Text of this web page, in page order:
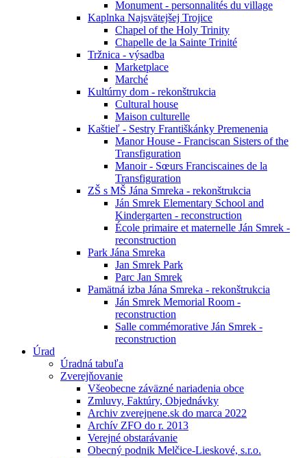
Monument - personnalités du village
Kaplnka Najsvätejšej Trojice
Chapel of the Holy Trinity
Chapelle de la Sainte Trinité
Tržnica - výsadba
Marketplace
Marché
Kultúrny dom - rekonštrukcia
Cultural house
Maison culturelle
Kaštieľ - Sestry Františkánky Premenenia
Manor House - Franciscan Sisters of the
Transfiguration
Manoir - Sœurs Franciscaines de la
Transfiguration
ZŠ s MŠ Jána Smreka - rekonštrukcia
Ján Smrek Elementary School and
Kindergarten - reconstruction
École primaire et maternelle Ján Smrek -
reconstruction
Park Jána Smreka
Jan Smrek Park
Parc Jan Smrek
Pamätná izba Jána Smreka - rekonštrukcia
Ján Smrek Memorial Room -
reconstruction
Salle commémorative Ján Smrek -
reconstruction
Úrad
Úradná tabuľa
Zverejňovanie
Všeobecne záväzné nariadenia obce
Zmluvy, Faktúry, Objednávky
Archiv zverejnene.sk do marca 2022
Archív ZFO do r. 2013
Verejné obstarávanie
Obecný podnik Melčice-Lieskové, s.r.o.